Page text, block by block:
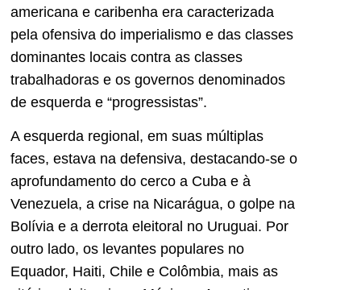
americana e caribenha era caracterizada
pela ofensiva do imperialismo e das classes
dominantes locais contra as classes
trabalhadoras e os governos denominados
de esquerda e “progressistas”.
A esquerda regional, em suas múltiplas
faces, estava na defensiva, destacando-se o
aprofundamento do cerco a Cuba e à
Venezuela, a crise na Nicarágua, o golpe na
Bolívia e a derrota eleitoral no Uruguai. Por
outro lado, os levantes populares no
Equador, Haiti, Chile e Colômbia, mais as